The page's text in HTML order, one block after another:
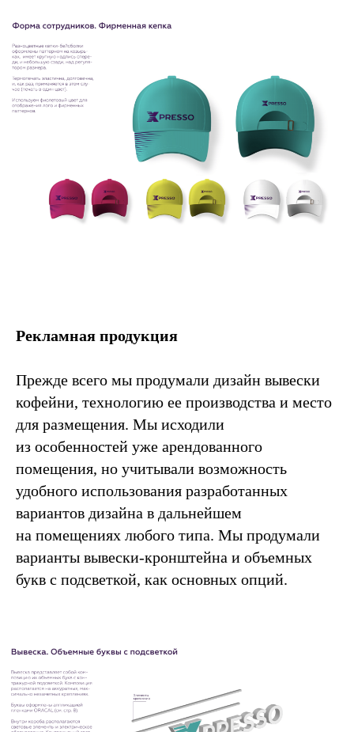
Рекламная продукция
Прежде всего мы продумали дизайн вывески
кофейни, технологию ее производства и место
для размещения. Мы исходили
из особенностей уже арендованного
помещения, но учитывали возможность
удобного использования разработанных
вариантов дизайна в дальнейшем
на помещениях любого типа. Мы продумали
варианты вывески-кронштейна и объемных
букв с подсветкой, как основных опций.